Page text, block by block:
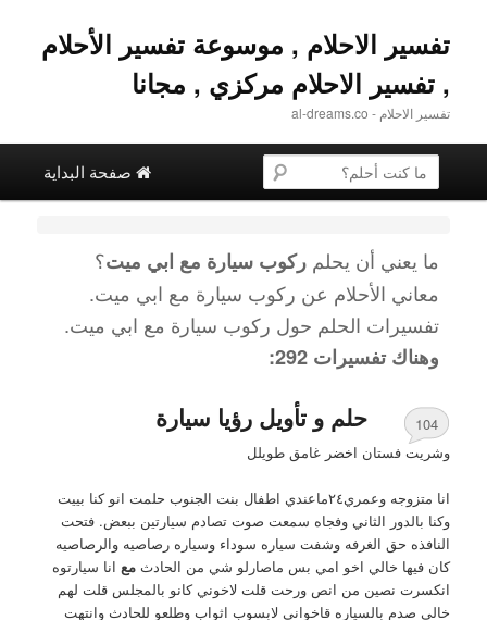
تفسير الاحلام , موسوعة تفسير الأحلام
, تفسير الاحلام مركزي , مجانا
تفسير الاحلام - al-dreams.co
القائمة الرئيسية
التخطي إلى المحتوى الأساسي
تخطي إلى المحتوى الثانوية صفحة البداية
البحث عن
ما يعني أن يحلمركوب سيارة مع ابي ميت؟
معاني الأحلام عن ركوب سيارة مع ابي ميت.
تفسيرات الحلم حول ركوب سيارة مع ابي ميت.
وهناك تفسيرات 292:
حلم و تأويل رؤيا سيارة
104
وشريت فستان اخضر غامق طويلل
انا متزوجه وعمري٢٤ماعندي اطفال بنت الجنوب حلمت انو كنا بييت
وكنا بالدور الثاني وفجاه سمعت صوت تصادم سيارتين ببعض. فتحت
النافذه حق الغرفه وشفت سياره سوداء وسياره رصاصيه والرصاصيه
كان فيها خالي اخو امي بس ماصارلو شي من الحادثمع انا سيارتوه
انكسرت نصين من انص ورحت قلت لاخوني كانو بالمجلس قلت لهم
خالي صدم بالسياره قاخواني لابسوب اثواب وطلعو للحادث وانتهت